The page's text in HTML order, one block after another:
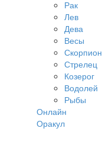
Рак
Лев
Дева
Весы
Скорпион
Стрелец
Козерог
Водолей
Рыбы
Онлайн
Оракул